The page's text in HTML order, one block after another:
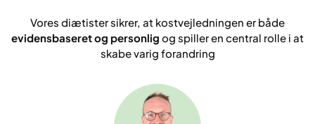
Vores diætister sikrer, at kostvejledningen er både
evidensbaseret og personlig og spiller en central rolle i at
skabe varig forandring